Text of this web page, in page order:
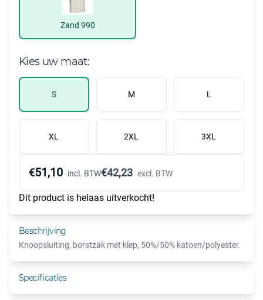
Zand 990
Kies uw maat:
S M L
XL 2XL 3XL
€51,10 incl. BTW€42,23 excl. BTW
Dit product is helaas uitverkocht!
Beschrijving
Knoopsluiting, borstzak met klep, 50%/50% katoen/polyester.
Specificaties